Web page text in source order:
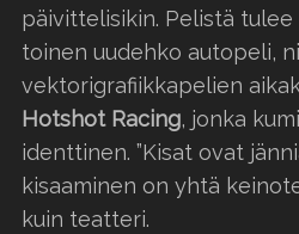
päivittelisikin. Pelistä
toinen uudehko autopeli,
vektorigrafiikkapelien
Hotshot Racing, jonka
identtinen. ”Kisat ovat
kisaaminen on yhtä
kuin teatteri.